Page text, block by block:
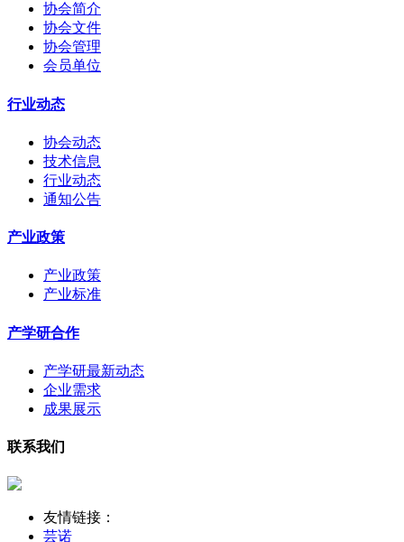
协会简介
协会文件
协会管理
会员单位
行业动态
协会动态
技术信息
行业动态
通知公告
产业政策
产业政策
产业标准
产学研合作
产学研最新动态
企业需求
成果展示
联系我们
友情链接：
芸诺